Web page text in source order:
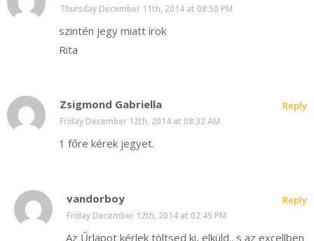
Thursday December 11th, 2014 at 08:50 PM
szintén jegy miatt írok
Rita
Zsigmond Gabriella
Friday December 12th, 2014 at 08:32 AM
1 főre kérek jegyet.
Reply
vandorboy
Friday December 12th, 2014 at 02:45 PM
Az Űrlapot kérlek töltsed ki, elküld.. s az excellben
Reply